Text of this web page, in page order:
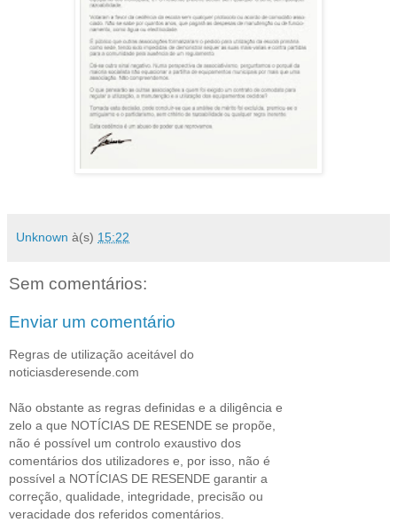
Unknown à(s) 15:22
Sem comentários:
Enviar um comentário
Regras de utilização aceitável do
noticiasderesende.com
Não obstante as regras definidas e a diligência e
zelo a que NOTÍCIAS DE RESENDE se propõe,
não é possível um controlo exaustivo dos
comentários dos utilizadores e, por isso, não é
possível a NOTÍCIAS DE RESENDE garantir a
correção, qualidade, integridade, precisão ou
veracidade dos referidos comentários.